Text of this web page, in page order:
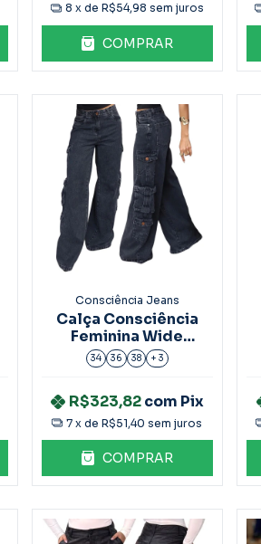
8 x de R$54,98 sem juros
COMPRAR
Consciência Jeans
Calça Consciência
Feminina Wide
Relaxed Cargo
25194
34 36 38 + 3
R$323,82com Pix
7 x deR$51,40 sem juros
COMPRAR